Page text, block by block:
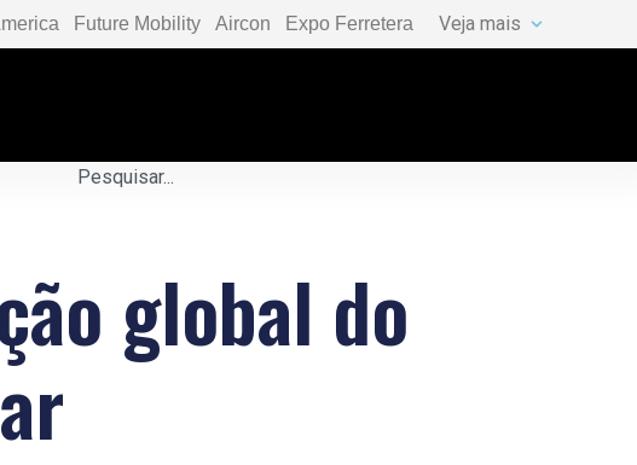
Future Mobility Aircon Expo Ferretera Veja mais
global do